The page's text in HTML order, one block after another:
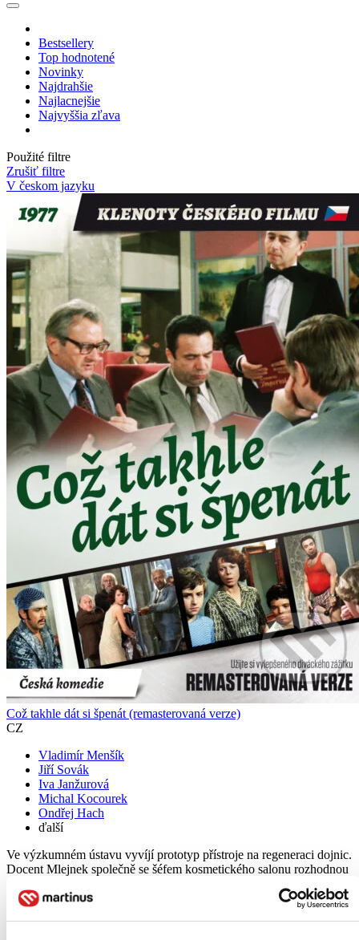
Bestsellery
Top hodnotené
Novinky
Najdrahšie
Najlacnejšie
Najvyššia zľava
Použité filtre
Zrušiť filtre
V českom jazyku
Což takhle dát si špenát (remasterovaná verze)
CZ
Vladimír Menšík
Jiří Sovák
Iva Janžurová
Michal Kocourek
Ondřej Hach
ďalší
Ve výzkumném ústavu vyvíjí prototyp přístroje na regeneraci dojnic.
Docent Mlejnek společně se šéfem kosmetického salonu rozhodnou
vlastní stroj, s nímž budou vracet bohatým...
DVD film